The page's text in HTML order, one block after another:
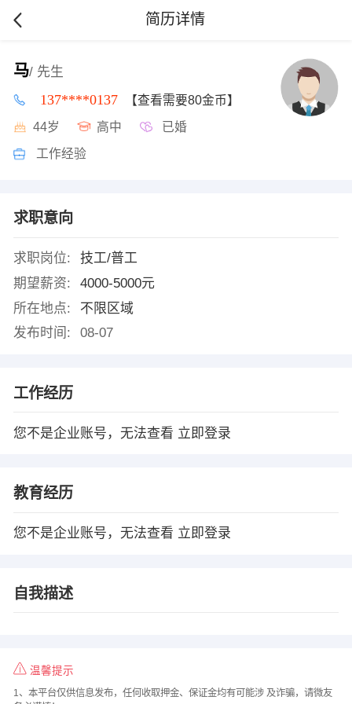
简历详情
马/ 先生
137****0137 【查看需要80金币】
44岁 高中 已婚
工作经验
求职意向
求职岗位:
技工/普工
期望薪资:
4000-5000元
所在地点:
不限区域
发布时间:
08-07
工作经历
您不是企业账号，无法查看 立即登录
教育经历
您不是企业账号，无法查看 立即登录
自我描述
温馨提示
1、本平台仅供信息发布，任何收取押金、保证金均有可能涉 及诈骗，请微友